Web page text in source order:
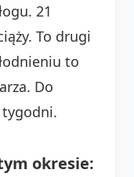
21
To drugi
to
Do
tygodni.
okresie: